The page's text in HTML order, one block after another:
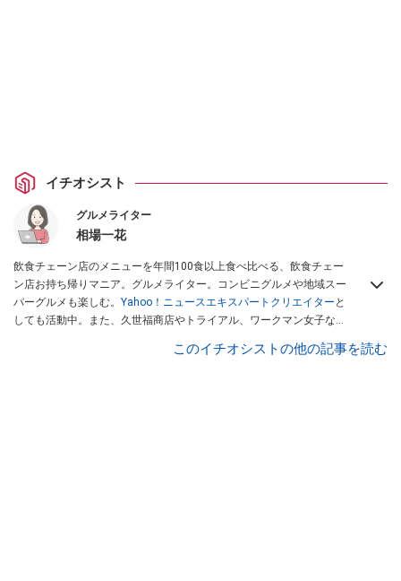
イチオシスト
グルメライター
相場一花
飲食チェーン店のメニューを年間100食以上食べ比べる、飲食チェー
ン店お持ち帰りマニア。グルメライター。コンビニグルメや地域スー
パーグルメも楽しむ。 Yahoo！ニュースエキスパートクリエイター と
しても活動中。また、久世福商店やトライアル、ワークマン女子など
、集英社「週刊プレイボーイ」、宝島
このイチオシストの他の記事を読む